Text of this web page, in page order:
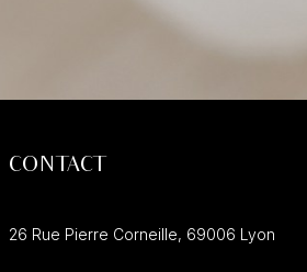
CONTACT
26 Rue Pierre Corneille, 69006 Lyon